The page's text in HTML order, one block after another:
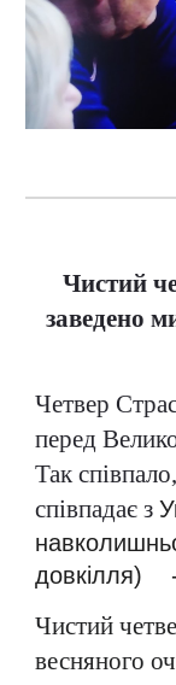
Чистий
заведено
Четвер
перед
Так
співпадає з
довкілля)
Чистий
весняного